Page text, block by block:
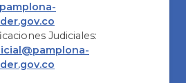
Judiciales: